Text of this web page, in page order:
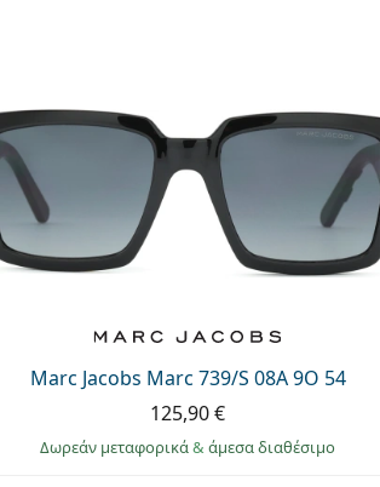
Marc Jacobs Marc 739/S 08A 9O 54
125,90 €
Δωρεάν μεταφορικά& άμεσα διαθέσιμο